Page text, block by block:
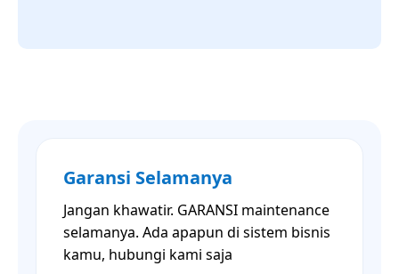
Garansi Selamanya
Jangan khawatir. GARANSI maintenance
selamanya. Ada apapun di sistem bisnis
kamu, hubungi kami saja